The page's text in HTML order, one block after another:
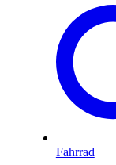
Fahrrad